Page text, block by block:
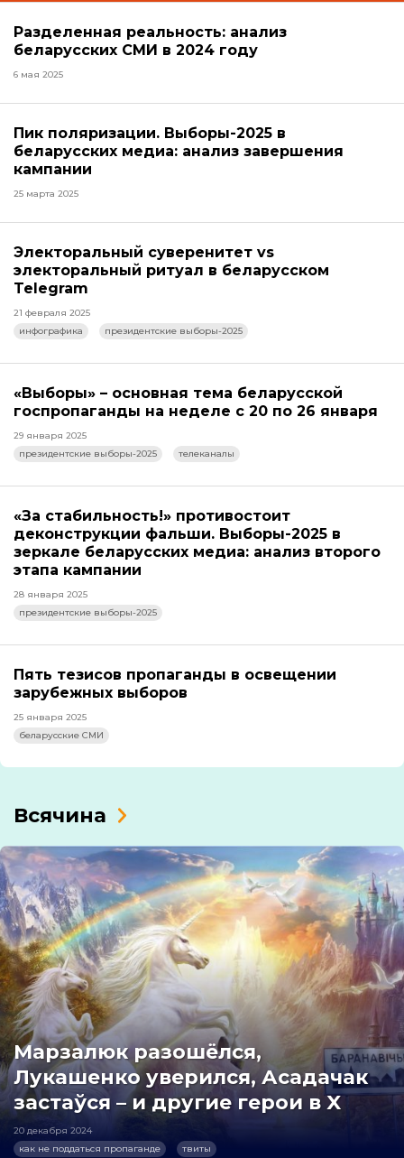
Разделенная реальность: анализ
беларусских СМИ в 2024 году
6 мая 2025
Пик поляризации. Выборы-2025 в
беларусских медиа: анализ завершения
кампании
25 марта 2025
Электоральный суверенитет vs
электоральный ритуал в беларусском
Telegram
21 февраля 2025
инфографика
президентские выборы-2025
«Выборы» – основная тема беларусской
госпропаганды на неделе с 20 по 26 января
29 января 2025
президентские выборы-2025
телеканалы
«За стабильность!» противостоит
деконструкции фальши. Выборы-2025 в
зеркале беларусских медиа: анализ второго
этапа кампании
28 января 2025
президентские выборы-2025
Пять тезисов пропаганды в освещении
зарубежных выборов
25 января 2025
беларусские СМИ
Всячина
Марзалюк разошёлся,
Лукашенко уверился, Асадачак
застаўся – и другие герои в X
20 декабря 2024
как не поддаться пропаганде
твиты